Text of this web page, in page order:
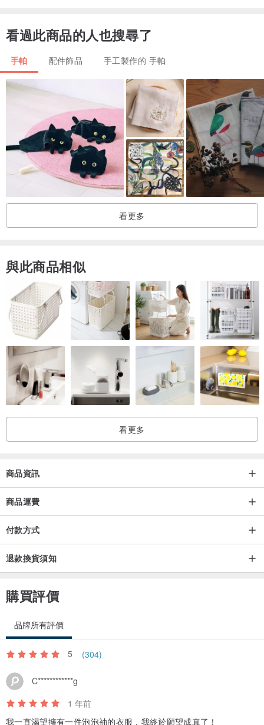
圖的延伸是書寫模式
也正好畫完一本小書
於是主題就是--原來是一本書
接近圖的刺繡
也加了碎布配色
多了布的層次和色階
和自然的質感
材質:雙層紗
尺寸:24/25cm
（天然染色,洗滌盡量手洗,會褪一點色,讓肌理更自然喔~)
看過此商品的人也搜尋了
手帕 配件飾品 手工製作的 手帕
看更多
與此商品相似
看更多
商品資訊
商品運費
付款方式
退款換貨須知
購買評價
品牌所有評價
5 (304)
C************g
1 年前
我一直渴望擁有一件泡泡䄂的衣服，我終於願望成真了！